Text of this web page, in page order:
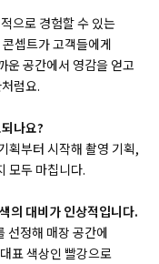
으로 경험할 수 있는
셉트가 고객들에게
운 공간에서 영감을 얻고
럼요.
나요?
획부터 시작해 촬영 기획,
모두 마칩니다.
의 대비가 인상적입니다.
선정해 매장 공간에
표 색상인 빨강으로